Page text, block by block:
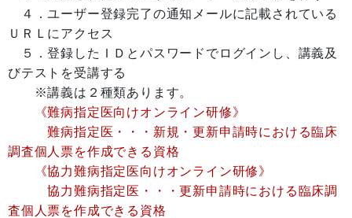
４．ユーザー登録完了の通知メールに記載されている
ＵＲＬにアクセス
５．登録したＩＤとパスワードでログインし、講義及
びテストを受講する
※講義は２種類あります。
《難病指定医向けオンライン研修》
難病指定医・・・新規・更新申請時における臨床
調査個人票を作成できる資格
《協力難病指定医向けオンライン研修》
協力難病指定医・・・更新申請時における臨床調
査個人票を作成できる資格